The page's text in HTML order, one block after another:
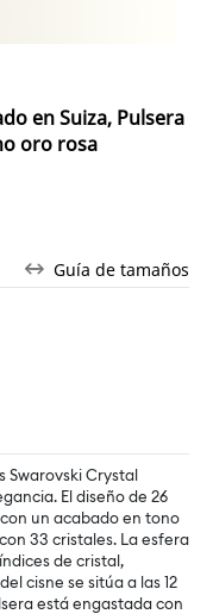
en Suiza, Pulsera
oro rosa
Guía de tamaños
Swarovski Crystal
El diseño de 26
un acabado en tono
33 cristales. La esfera
de cristal,
cisne se sitúa a las 12
está engastada con